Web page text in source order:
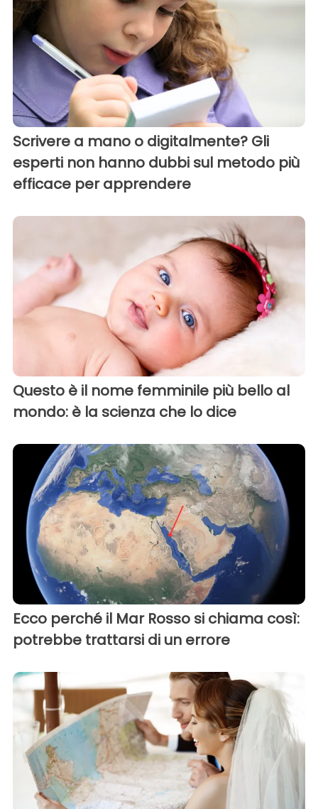
Scrivere a mano o digitalmente? Gli
esperti non hanno dubbi sul metodo più
efficace per apprendere
Questo è il nome femminile più bello al
mondo: è la scienza che lo dice
Ecco perché il Mar Rosso si chiama così:
potrebbe trattarsi di un errore